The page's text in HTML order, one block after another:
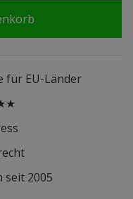
für EU-Länder
seit 2005